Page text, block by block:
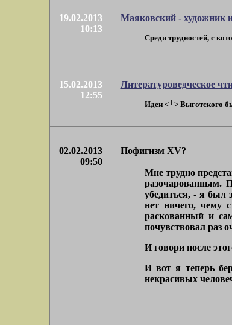
19.02.2013
10:13
Маяковский - художник
Среди трудностей, с
15.02.2013
12:55
Литературоведческое
Идеи <┘> Выготского
02.02.2013
09:50
Пофигизм XV?
Мне трудно
разочарованным.
убедиться, - я был
нет ничего, чему
раскованный и
почувствовал раз
И говори после
И вот я теперь
некрасивых